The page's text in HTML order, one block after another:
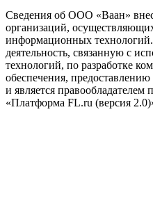
Сведения об ООО «Ваан»
организаций,
информационных
деятельность, связанную с
технологий, по разработке
обеспечения,
и является
«Платформа FL.ru (версия